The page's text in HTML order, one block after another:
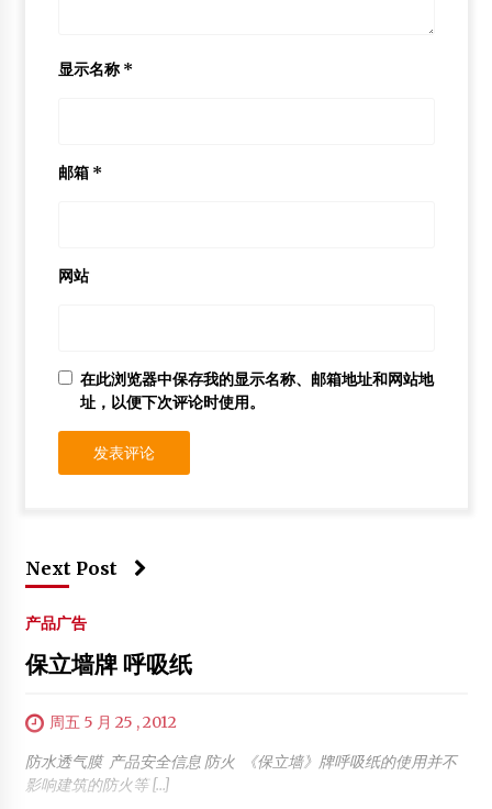
显示名称 *
邮箱 *
网站
在此浏览器中保存我的显示名称、邮箱地址和网站地
址，以便下次评论时使用。
Next Post
产品广告
保立墙牌 呼吸纸
周五 5 月 25 , 2012
防水透气膜 产品安全信息 防火 《保立墙》牌呼吸纸的使用并不
影响建筑的防火等 […]